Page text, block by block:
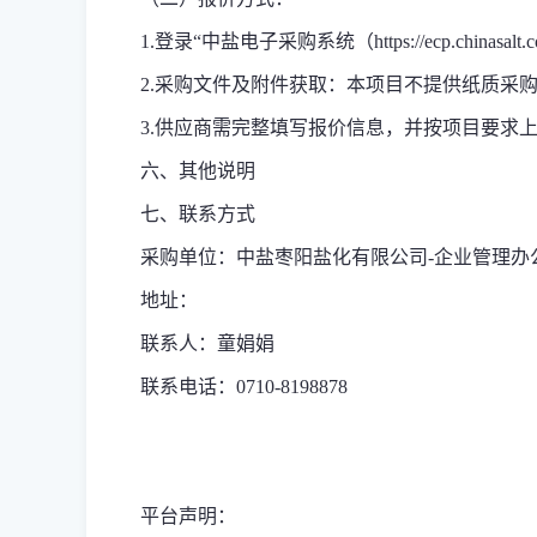
1.登录“中盐电子采购系统（https://
2.采购文件及附件获取： 本项目不提供纸质采
3.供应商需完整填写报价信息，并按项目要求
六、其他说明
七、联系方式
采购单位：中盐枣阳盐化有限公司-企业管理办
地址：
联系人：童娟娟
联系电话：0710-8198878
平台声明：